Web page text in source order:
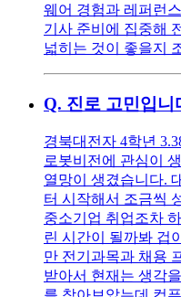
웨어 경험과 레퍼런
기사 준비에 집중해
넓히는 것이 좋을지
Q. 진로 고민입니
경북대전자 4학년
로봇비전에 관심이
열망이 생겼습니다.
터 시작해서 조금씩
중소기업 취업조차
린 시간이 될까봐 겁
만 전기과목과 채용
받아서 현재는 생각